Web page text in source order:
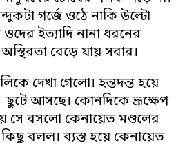
গর্জে ওঠে নাকি উল্টো
ইত্যাদি নানা ধরনের
বেড়ে যায় সবার।
দেখা গেলো। হন্তদন্ত হয়ে
আসছে। কোনদিকে ভ্রূক্ষেপ
সে বসলো কেনায়েত মণ্ডলের
কিছু বলল। ব্যস্ত হয়ে কেনায়েত